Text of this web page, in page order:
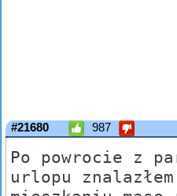
#21680 987
Po powrocie z
urlopu